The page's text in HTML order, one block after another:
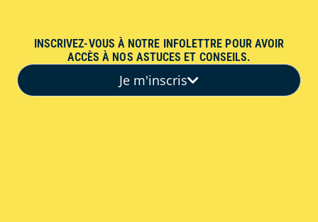
INSCRIVEZ-VOUS À NOTRE INFOLETTRE POUR AVOIR
ACCÈS À NOS ASTUCES ET CONSEILS.
Je m'inscris